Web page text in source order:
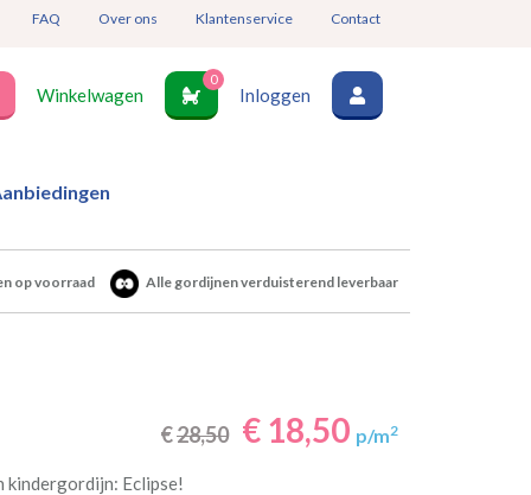
FAQ Over ons Klantenservice Contact
Winkelwagen
0
Inloggen
op voorraad Alle gordijnen verduisterend leverbaar
€28,50 € 18,50 p/m2
kindergordijn: Eclipse!